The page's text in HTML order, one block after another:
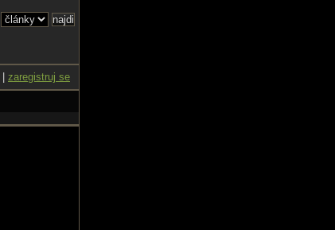
zaregistruj se